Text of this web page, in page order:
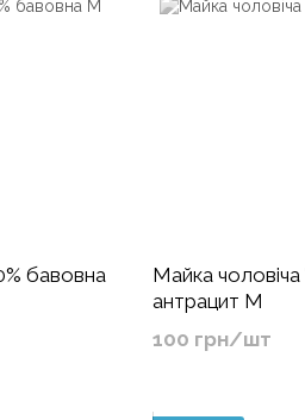
бавовна
Майка
антрацит М
100 грн/шт